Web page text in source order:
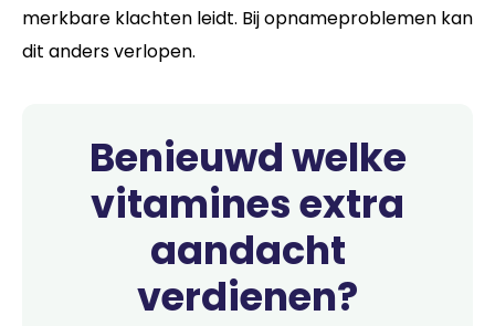
merkbare klachten leidt. Bij opnameproblemen kan
dit anders verlopen.
Benieuwd welke
vitamines extra
aandacht
verdienen?